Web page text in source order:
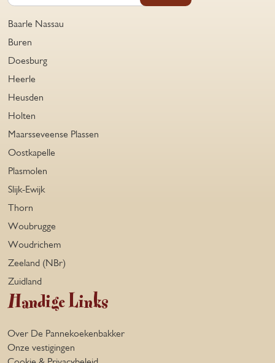
Baarle Nassau
Buren
Doesburg
Heerle
Heusden
Holten
Maarsseveense Plassen
Oostkapelle
Plasmolen
Slijk-Ewijk
Thorn
Woubrugge
Woudrichem
Zeeland (NBr)
Zuidland
Handige Links
Over De Pannekoekenbakker
Onze vestigingen